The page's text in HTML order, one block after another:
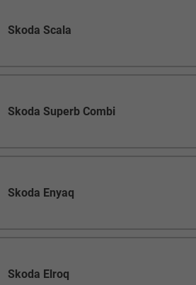
Skoda Scala
Skoda Superb Combi
Skoda Enyaq
Skoda Elroq